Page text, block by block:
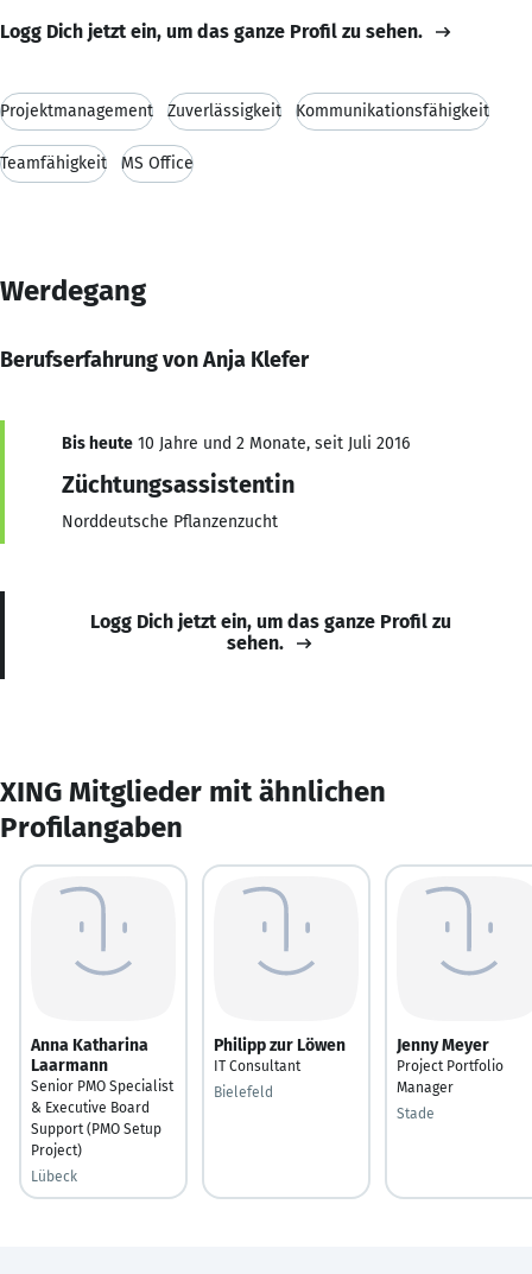
Logg Dich jetzt ein, um das ganze Profil zu sehen.
Projektmanagement Zuverlässigkeit Kommunikationsfähigkeit
Teamfähigkeit MS Office
Werdegang
Berufserfahrung von Anja Klefer
Bis heute 10 Jahre und 2 Monate, seit Juli 2016
Züchtungsassistentin
Norddeutsche Pflanzenzucht
Logg Dich jetzt ein, um das ganze Profil zu
sehen.
XING Mitglieder mit ähnlichen
Profilangaben
Anna Katharina
Laarmann
Senior PMO Specialist
& Executive Board
Support (PMO Setup
Project)
Lübeck
Philipp zur Löwen
IT Consultant
Bielefeld
Jenny Meyer
Project Portfolio
Manager
Stade